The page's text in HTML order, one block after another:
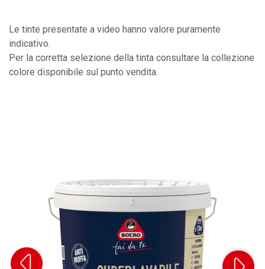
Le tinte presentate a video hanno valore puramente
indicativo.
Per la corretta selezione della tinta consultare la collezione
colore disponibile sul punto vendita.